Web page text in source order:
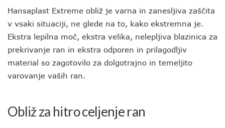
Hansaplast Extreme obliž je varna in zanesljiva zaščita
v vsaki situaciji, ne glede na to, kako ekstremna je.
Ekstra lepilna moč, ekstra velika, nelepljiva blazinica za
prekrivanje ran in ekstra odporen in prilagodljiv
material so zagotovilo za dolgotrajno in temeljito
varovanje vaših ran.
Obliž za hitro celjenje ran